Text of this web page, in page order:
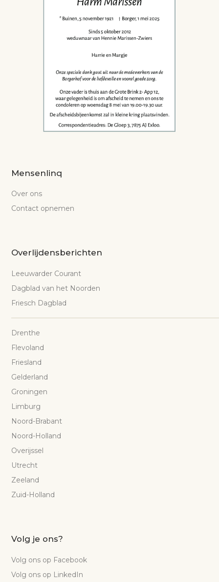
Mensenlinq
Over ons
Contact opnemen
Overlijdensberichten
Leeuwarder Courant
Dagblad van het Noorden
Friesch Dagblad
Drenthe
Flevoland
Friesland
Gelderland
Groningen
Limburg
Noord-Brabant
Noord-Holland
Overijssel
Utrecht
Zeeland
Zuid-Holland
Volg je ons?
Volg ons op Facebook
Volg ons op LinkedIn